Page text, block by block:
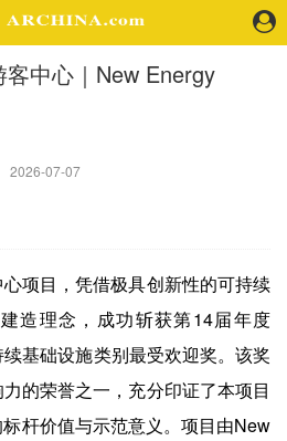
中心｜New Energy
2026-07-07
项目，凭借极具创新性的可持续
造理念，成功斩获第14届年度
基础设施类别最受欢迎奖。该奖
的荣誉之一，充分印证了本项目
杆价值与示范意义。项目由New